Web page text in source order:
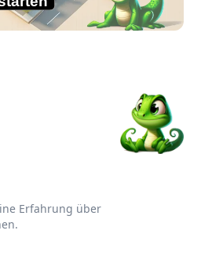
Erfahrung über